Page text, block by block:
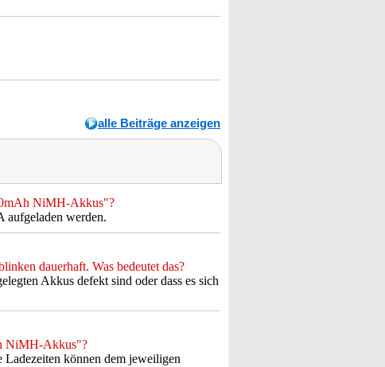
alle Beiträge anzeigen
NiMH-Akkus"?
werden.
dauerhaft. Was bedeutet das?
Akkus defekt sind oder dass es sich
NiMH-Akkus"?
können dem jeweiligen